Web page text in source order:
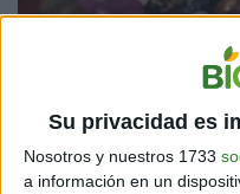
Su privacidad es
Nosotros y nuestros 1733
a información en un
Los beneficios de las
limpiar energías
8 min| 30/01/2024